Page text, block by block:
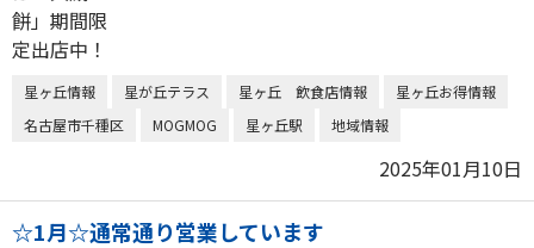
星ヶ丘情報 星が丘テラス 星ヶ丘 飲食店情報
星ヶ丘お得情報
名古屋市千種区
MOGMOG 星ヶ丘駅 地域情報
2025年01月10日
☆1月☆通常通り営業しています